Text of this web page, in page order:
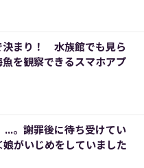
決まり！ 水族館でも見ら
を観察できるスマホアプ
...。謝罪後に待ち受けてい
がいじめをしていました